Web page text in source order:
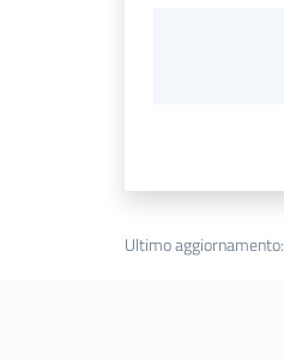
Ultimo aggiornamento: